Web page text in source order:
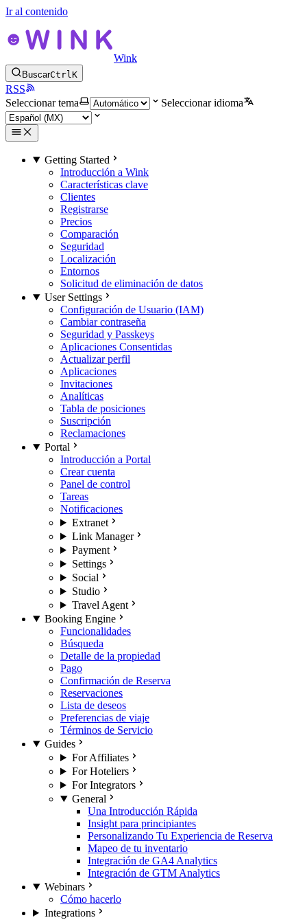
Ir al contenido
Wink
BuscarCtrlK
RSS
Seleccionar tema
Seleccionar idioma
Getting Started
Introducción a Wink
Características clave
Clientes
Registrarse
Precios
Comparación
Seguridad
Localización
Entornos
Solicitud de eliminación de datos
User Settings
Configuración de Usuario (IAM)
Cambiar contraseña
Seguridad y Passkeys
Aplicaciones Consentidas
Actualizar perfil
Aplicaciones
Invitaciones
Analíticas
Tabla de posiciones
Suscripción
Reclamaciones
Portal
Introducción a Portal
Crear cuenta
Panel de control
Tareas
Notificaciones
Extranet
Link Manager
Payment
Settings
Social
Studio
Travel Agent
Booking Engine
Funcionalidades
Búsqueda
Detalle de la propiedad
Pago
Confirmación de Reserva
Reservaciones
Lista de deseos
Preferencias de viaje
Términos de Servicio
Guides
For Affiliates
For Hoteliers
For Integrators
General
Una Introducción Rápida
Insight para principiantes
Personalizando Tu Experiencia de Reserva
Mapeo de tu inventario
Integración de GA4 Analytics
Integración de GTM Analytics
Webinars
Cómo hacerlo
Integrations